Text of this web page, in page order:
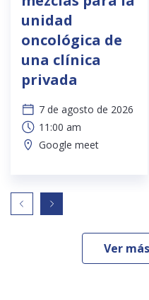
unidad
oncológica de
una clínica
privada
7 de agosto de 2026
11:00 am
Google meet
Ver